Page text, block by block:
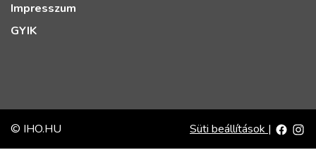
Impresszum
GYIK
© IHO.HU Süti beállítások |